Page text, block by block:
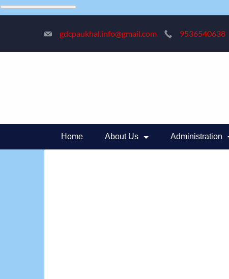
gdcpaukhal.info@gmail.com 9536540638
Home About Us Administration